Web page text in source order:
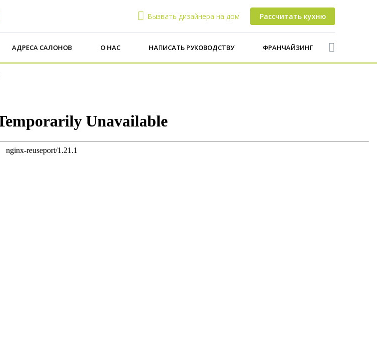
Вызвать дизайнера на дом Рассчитать кухню
АДРЕСА САЛОНОВ О НАС НАПИСАТЬ РУКОВОДСТВУ ФРАНЧАЙЗИНГ